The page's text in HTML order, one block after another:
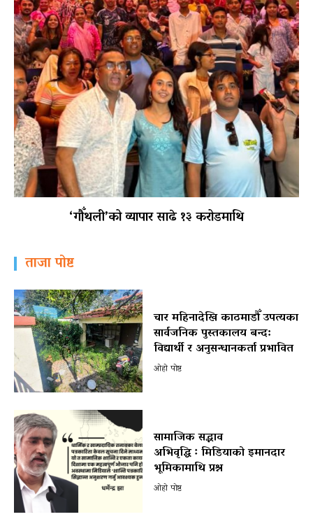
‘गौँथली’को व्यापार साढे १३ करोडमाथि
ताजा पोष्ट
चार महिनादेखि काठमाडौँ उपत्यका
सार्वजनिक पुस्तकालय बन्द:
विद्यार्थी र अनुसन्धानकर्ता प्रभावित
ओहो पोष्ट
सामाजिक सद्भाव
अभिवृद्धि ः मिडियाको इमानदार
भूमिकामाथि प्रश्न
ओहो पोष्ट